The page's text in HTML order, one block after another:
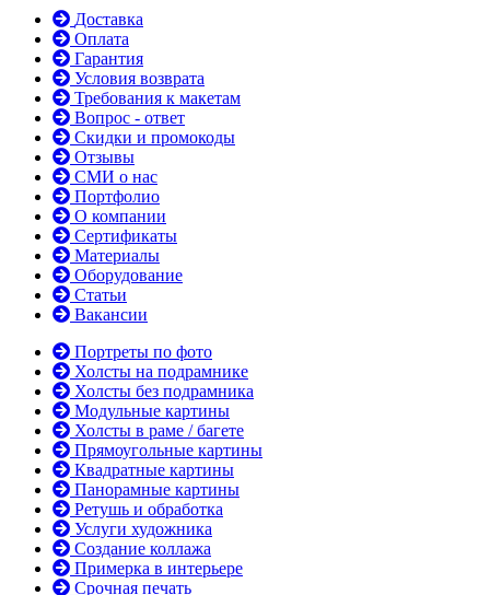
Доставка
Оплата
Гарантия
Условия возврата
Требования к макетам
Вопрос - ответ
Скидки и промокоды
Отзывы
СМИ о нас
Портфолио
О компании
Сертификаты
Материалы
Оборудование
Статьи
Вакансии
Портреты по фото
Холсты на подрамнике
Холсты без подрамника
Модульные картины
Холсты в раме / багете
Прямоугольные картины
Квадратные картины
Панорамные картины
Ретушь и обработка
Услуги художника
Создание коллажа
Примерка в интерьере
Срочная печать